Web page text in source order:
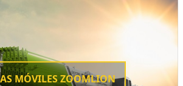
MÓVILES ZOOMLION